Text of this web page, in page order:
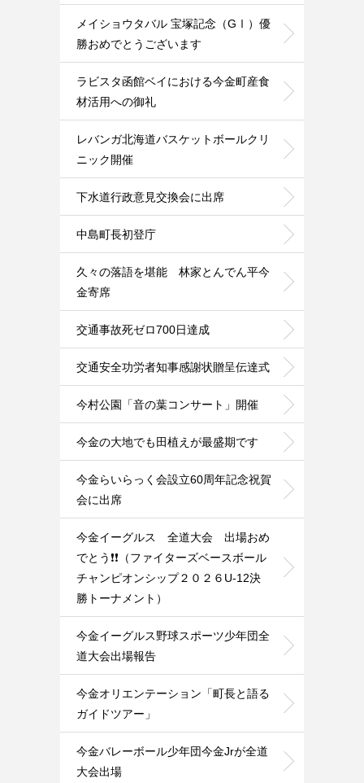
メイショウタバル 宝塚記念（GⅠ）優
勝おめでとうございます
ラビスタ函館ベイにおける今金町産食
材活用への御礼
レバンガ北海道バスケットボールクリ
ニック開催
下水道行政意見交換会に出席
中島町長初登庁
久々の落語を堪能 林家とんでん平今
金寄席
交通事故死ゼロ700日達成
交通安全功労者知事感謝状贈呈伝達式
今村公園「音の葉コンサート」開催
今金の大地でも田植えが最盛期です
今金らいらっく会設立60周年記念祝賀
会に出席
今金イーグルス 全道大会 出場おめ
でとう❗️❗️（ファイターズベースボール
チャンピオンシップ２０２６U-12決
勝トーナメント）
今金イーグルス野球スポーツ少年団全
道大会出場報告
今金オリエンテーション「町長と語る
ガイドツアー」
今金バレーボール少年団今金Jrが全道
大会出場